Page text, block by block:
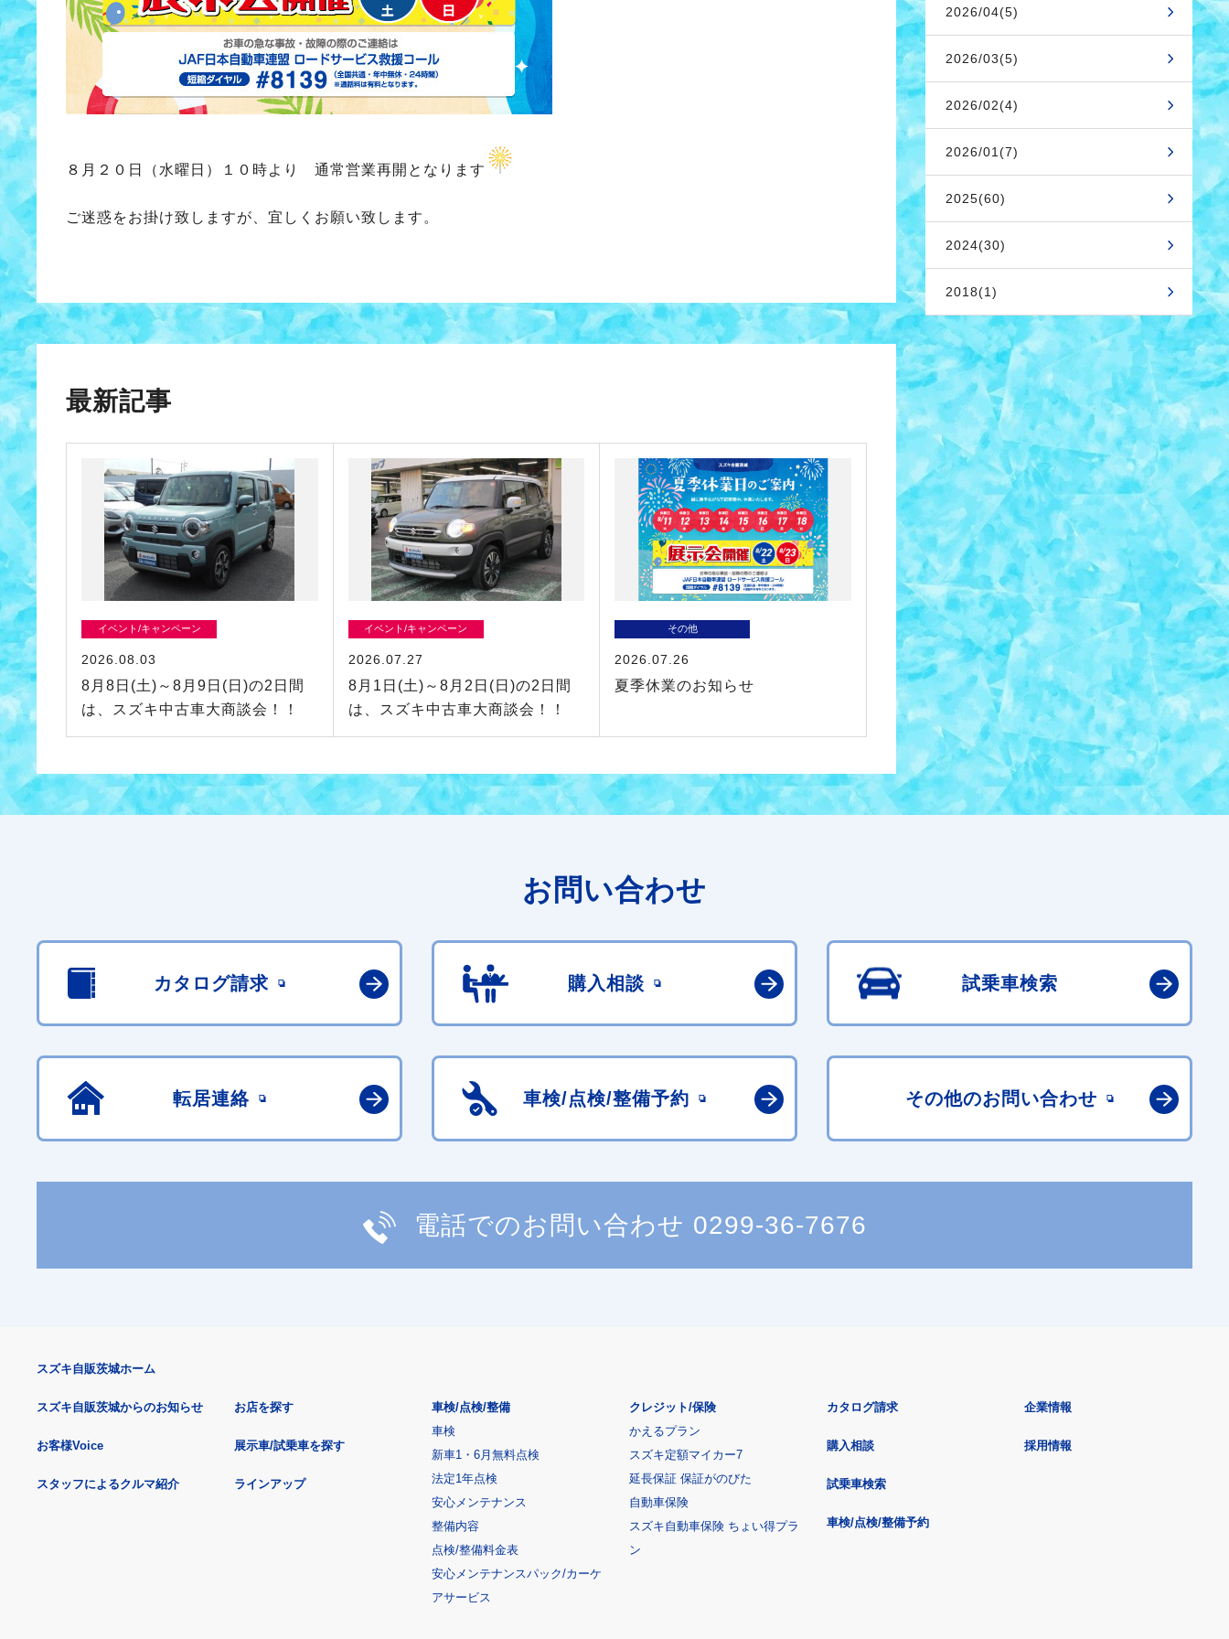
８月２０日（水曜日）１０時より 通常営業再開となります
ご迷惑をお掛け致しますが、宜しくお願い致します。
最新記事
イベント/キャンペーン
2026.08.03
8月8日(土)～8月9日(日)の2日間
は、スズキ中古車大商談会！！
イベント/キャンペーン
2026.07.27
8月1日(土)～8月2日(日)の2日間
は、スズキ中古車大商談会！！
その他
2026.07.26
夏季休業のお知らせ
2026/04(5)
2026/03(5)
2026/02(4)
2026/01(7)
2025(60)
2024(30)
2018(1)
お問い合わせ
カタログ請求 購入相談 試乗車検索
転居連絡 車検/点検/整備予約 その他のお問い合わせ
電話でのお問い合わせ 0299-36-7676
スズキ自販茨城ホーム
スズキ自販茨城からのお知らせ
お客様Voice
スタッフによるクルマ紹介
お店を探す
展示車/試乗車を探す
ラインアップ
車検/点検/整備
車検
新車1・6月無料点検
法定1年点検
安心メンテナンス
整備内容
点検/整備料金表
安心メンテナンスパック/カーケ
アサービス
クレジット/保険
かえるプラン
スズキ定額マイカー7
延長保証 保証がのびた
自動車保険
スズキ自動車保険 ちょい得プラ
ン
カタログ請求
購入相談
試乗車検索
車検/点検/整備予約
企業情報
採用情報